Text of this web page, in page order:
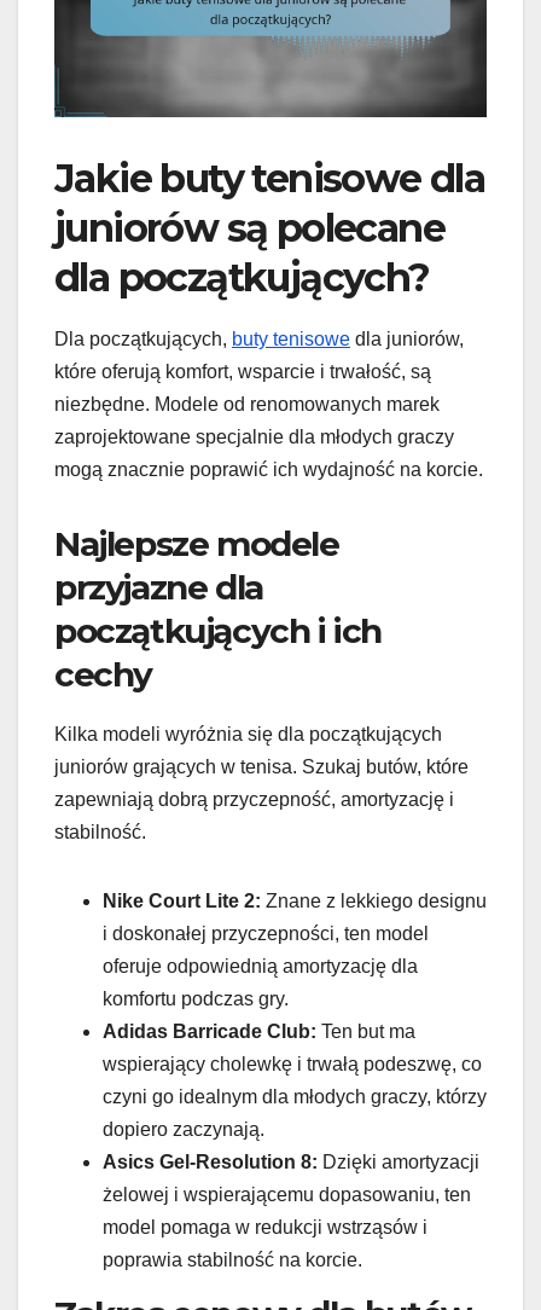
Jakie buty tenisowe dla
juniorów są polecane
dla początkujących?
Dla początkujących, buty tenisowe dla juniorów,
które oferują komfort, wsparcie i trwałość, są
niezbędne. Modele od renomowanych marek
zaprojektowane specjalnie dla młodych graczy
mogą znacznie poprawić ich wydajność na korcie.
Najlepsze modele
przyjazne dla
początkujących i ich
cechy
Kilka modeli wyróżnia się dla początkujących
juniorów grających w tenisa. Szukaj butów, które
zapewniają dobrą przyczepność, amortyzację i
stabilność.
Nike Court Lite 2: Znane z lekkiego designu
i doskonałej przyczepności, ten model
oferuje odpowiednią amortyzację dla
komfortu podczas gry.
Adidas Barricade Club: Ten but ma
wspierający cholewkę i trwałą podeszwę, co
czyni go idealnym dla młodych graczy, którzy
dopiero zaczynają.
Asics Gel-Resolution 8: Dzięki amortyzacji
żelowej i wspierającemu dopasowaniu, ten
model pomaga w redukcji wstrząsów i
poprawia stabilność na korcie.